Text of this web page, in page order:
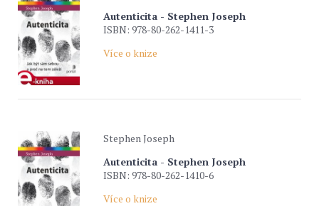
Autenticita - Stephen Joseph
ISBN: 978-80-262-1411-3
Více o knize
Stephen Joseph
Autenticita - Stephen Joseph
ISBN: 978-80-262-1410-6
Více o knize